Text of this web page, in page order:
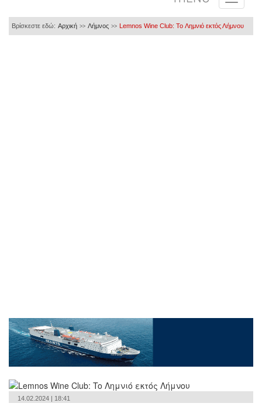
Βρίσκεστε εδώ: Αρχική >> Λήμνος >> Lemnos Wine Club: To Λημνιό εκτός Λήμνου
14.02.2024 | 18:41